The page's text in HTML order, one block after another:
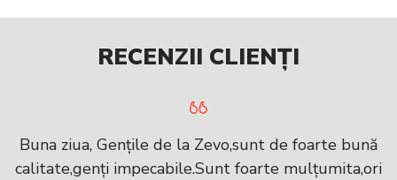
RECENZII CLIENȚI
Buna ziua, Gențile de la Zevo,sunt de foarte bună
calitate,genți impecabile.Sunt foarte mulțumita,ori